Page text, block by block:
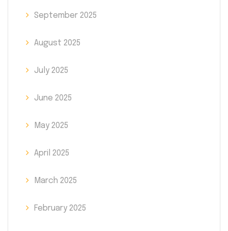
September 2025
August 2025
July 2025
June 2025
May 2025
April 2025
March 2025
February 2025